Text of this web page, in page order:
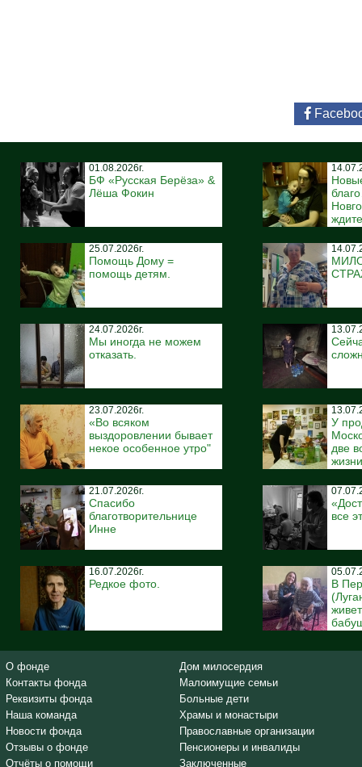
01.08.2026г.
БФ «Русская Берёза» &
Лёша Фокин
25.07.2026г.
Помощь Дому =
помощь детям.
24.07.2026г.
Мы иногда не можем
отказать.
23.07.2026г.
«Во всяком
выздоровлении бывает
некое особенное утро"
21.07.2026г.
Спасибо
благотворительнице
Инне
16.07.2026г.
Редкое фото.
У
две
жизни
все
В
О фонде
Контакты фонда
Реквизиты фонда
Наша команда
Новости фонда
Отзывы о фонде
Отчёты о помощи
Дом милосердия
Малоимущие семьи
Больные дети
Храмы и монастыри
Православные организации
Пенсионеры и инвалиды
Заключенные